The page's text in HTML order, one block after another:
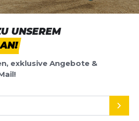
UNSEREM
exklusive Angebote &